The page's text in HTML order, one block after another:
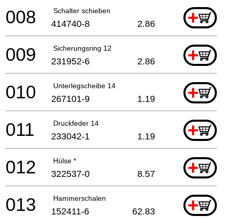
Schalter schieben +
008 414740-8 2.86
Sicherungsring 12 +
009 231952-6 2.86
Unterlegscheibe 14 +
010 267101-9 1.19
Druckfeder 14 +
011 233042-1 1.19
Hülse * +
012 322537-0 8.57
Hammerschalen +
013 152411-6 62.83